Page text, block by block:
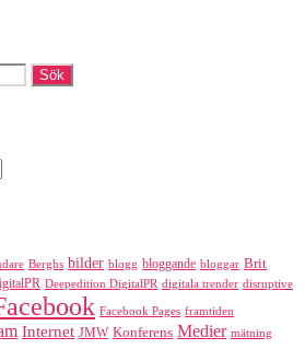
Berghs bilder blogg bloggande bloggar Brit
Deepedition DigitalPR digitala trender disruptive
Facebook Pages framtiden
Internet JMW Konferens Medier mätning